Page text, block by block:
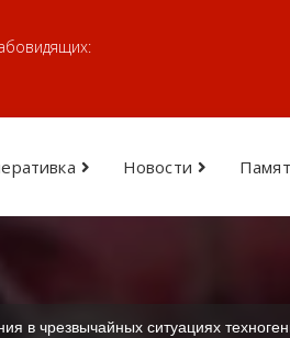
Новости
в чрезвычайных ситуациях